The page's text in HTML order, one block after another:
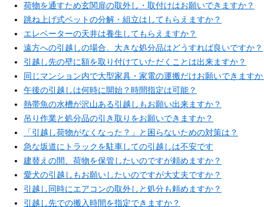
荷物を通すため玄関扉の取外し・取付けはお願いできますか？
跳ね上げ式ベットの分解・組立はしてもらえますか？
エレベーターの天井は養生してもらえますか？
遠方への引越しの場合、大きな処分品はどうすれば良いですか？
引越し先の壁に額を取り付けていただくことは出来ますか？
同じマンション内で大型家具・家電の運搬だけお願いできます
午後の引越しは何時に開始？時間指定は可能？
熱帯魚の水槽が沢山ある引越しもお願い出来ますか？
吊り作業と処分品の引き取りをお願いできますか？
「引越し荷物がなくなった？」と困らないための対策は？
急な坂道にトラックを駐車しての引越しは不安です
建替えの間、荷物を保管したいのですが頼めますか？
愛犬の引越しもお願いしたいのですが大丈夫ですか？
引越し同時にエアコンの取外しと処分も頼めますか？
引越し先での搬入時間を指定できますか？